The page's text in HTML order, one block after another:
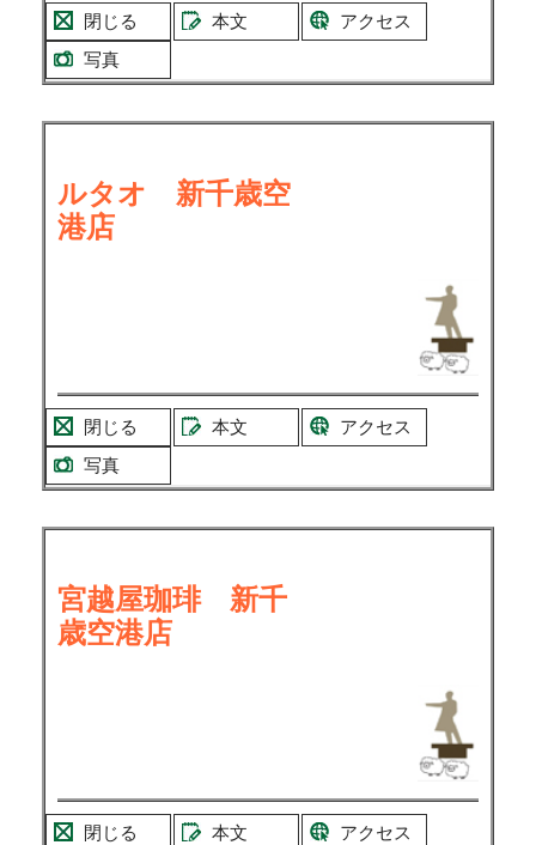
閉じる 本文
アクセス
写真
ルタオ 新千歳空
港店
閉じる 本文
アクセス
写真
宮越屋珈琲 新千
歳空港店
閉じる 本文
アクセス